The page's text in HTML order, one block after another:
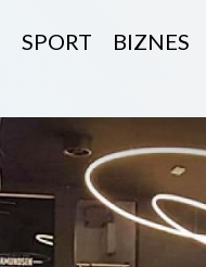
SPORT BIZNES